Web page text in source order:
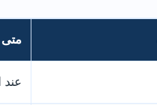
متى
عند